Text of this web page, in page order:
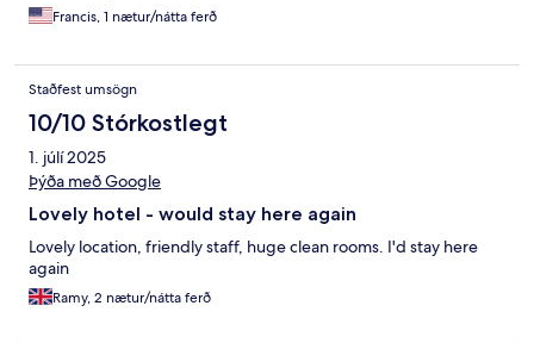
Francis, 1 nætur/nátta ferð
Staðfest umsögn
10/10 Stórkostlegt
1. júlí 2025
Þýða með Google
Lovely hotel - would stay here again
Lovely location, friendly staff, huge clean rooms. I'd stay here
again
Ramy, 2 nætur/nátta ferð